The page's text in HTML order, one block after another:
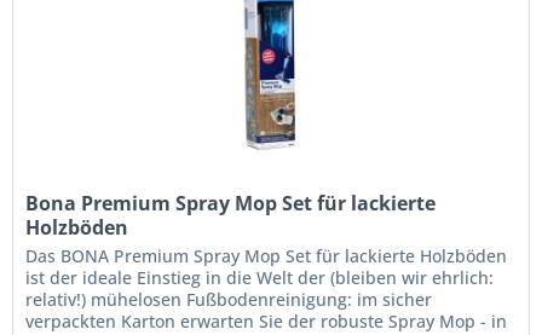
Bona Premium Spray Mop Set für lackierte
Holzböden
Das BONA Premium Spray Mop Set für lackierte Holzböden
ist der ideale Einstieg in die Welt der (bleiben wir ehrlich:
relativ!) mühelosen Fußbodenreinigung: im sicher
verpackten Karton erwarten Sie der robuste Spray Mop - in